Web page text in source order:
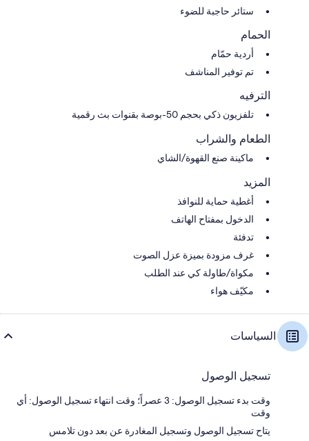
ستائر حاجبة للضوء
الحمام
أردية حمّام
تم توفير المناشف
الترفيه
تلفزيون ذكي بحجم 50-بوصة بقنوات بث رقمية
الطعام والشراب
ماكينة صنع القهوة/الشاي
المزيد
أغطية حماية للنوافذ
الدخول بمفتاح الهاتف
تدفئة
غرف مزودة بميزة عزل الصوت
مكواة/طاولة كي عند الطلب
مكيّف هواء
السياسات
تسجيل الوصول
وقت بدء تسجيل الوصول: 3 عصراً؛ وقت انتهاء تسجيل الوصول: أي
وقت
يتاح تسجيل الوصول وتسجيل المغادرة عن بعد دون تلامس